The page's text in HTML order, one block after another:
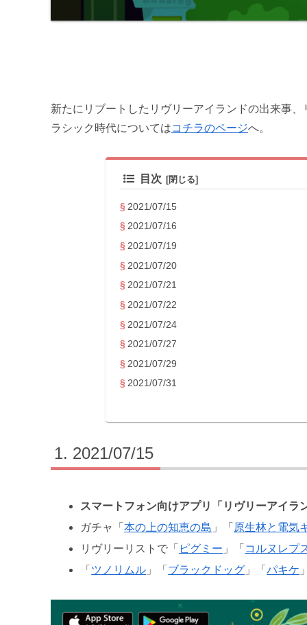
新たにリブートしたリヴリーアイランドの出来事
ラシック時代についてはコチラのページへ。
目次
2021/07/15
2021/07/16
2021/07/19
2021/07/20
2021/07/21
2021/07/22
2021/07/24
2021/07/27
2021/07/29
2021/07/31
2021/07/15
スマートフォン向けアプリ「リヴリーアイ
ガチャ「本の上の知恵の島 」「 原生林と電気
リヴリーリストで「 ピグミー 」「 コルヌレプ
「 ツノリムル 」「 ブラックドッグ 」「パキケ